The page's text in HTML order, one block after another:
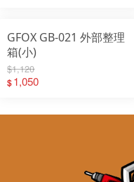
GFOX GB-021 外部整理
箱(小)
$1,120
$1,050